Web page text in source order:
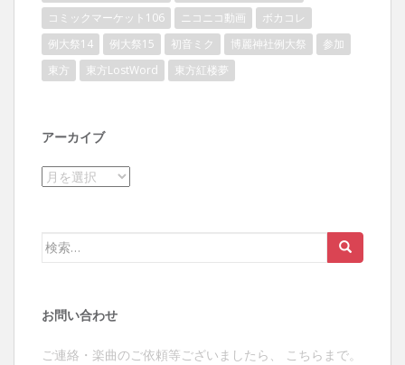
コミックマーケット106
ニコニコ動画
ボカコレ
例大祭14
例大祭15 初音ミク 博麗神社例大祭
参加
東方
東方LostWord 東方紅楼夢
アーカイブ
ア
イ
ブ
検
お問い合わせ
ご連絡・楽曲のご依頼等ございましたら、 こちらまで。